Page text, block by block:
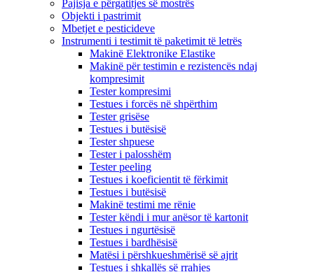
Pajisja e përgatitjes së mostrës
Objekti i pastrimit
Mbetjet e pesticideve
Instrumenti i testimit të paketimit të letrës
Makinë Elektronike Elastike
Makinë për testimin e rezistencës ndaj
kompresimit
Tester kompresimi
Testues i forcës në shpërthim
Tester grisëse
Testues i butësisë
Tester shpuese
Tester i palosshëm
Tester peeling
Testues i koeficientit të fërkimit
Testues i butësisë
Makinë testimi me rënie
Tester këndi i mur anësor të kartonit
Testues i ngurtësisë
Testues i bardhësisë
Matësi i përshkueshmërisë së ajrit
Testues i shkallës së rrahjes